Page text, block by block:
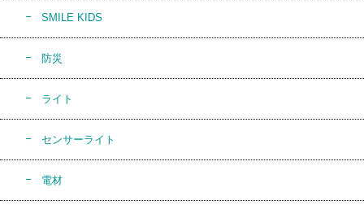
SMILE KIDS
防災
ライト
センサーライト
電材